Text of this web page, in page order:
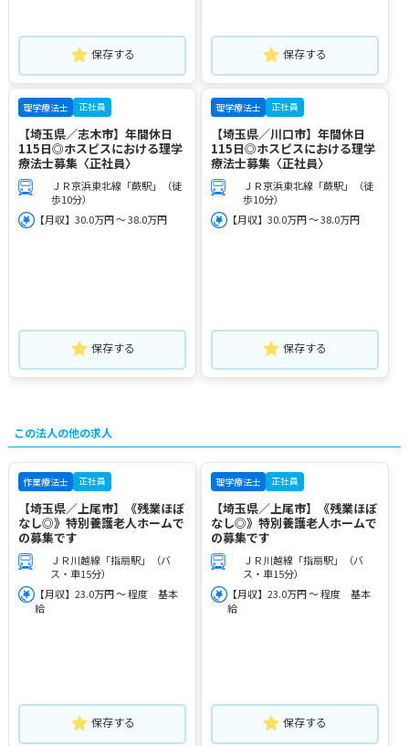
保存する 保存する
理学療法士 正社員
【埼玉県／志木市】年間休日
115日◎ホスピスにおける理学
療法士募集〈正社員〉
ＪＲ京浜東北線「蕨駅」（徒
歩10分）
【月収】30.0万円 ～ 38.0万円
保存する
理学療法士 正社員
【埼玉県／川口市】年間休日
115日◎ホスピスにおける理学
療法士募集〈正社員〉
ＪＲ京浜東北線「蕨駅」（徒
歩10分）
【月収】30.0万円 ～ 38.0万円
保存する
この法人の他の求人
作業療法士 正社員
【埼玉県／上尾市】《残業ほぼ
なし◎》特別養護老人ホームで
の募集です
ＪＲ川越線「指扇駅」（バ
ス・車15分）
【月収】23.0万円 ～ 程度 基本
給
保存する
理学療法士 正社員
【埼玉県／上尾市】《残業ほぼ
なし◎》特別養護老人ホームで
の募集です
ＪＲ川越線「指扇駅」（バ
ス・車15分）
【月収】23.0万円 ～ 程度 基本
給
保存する